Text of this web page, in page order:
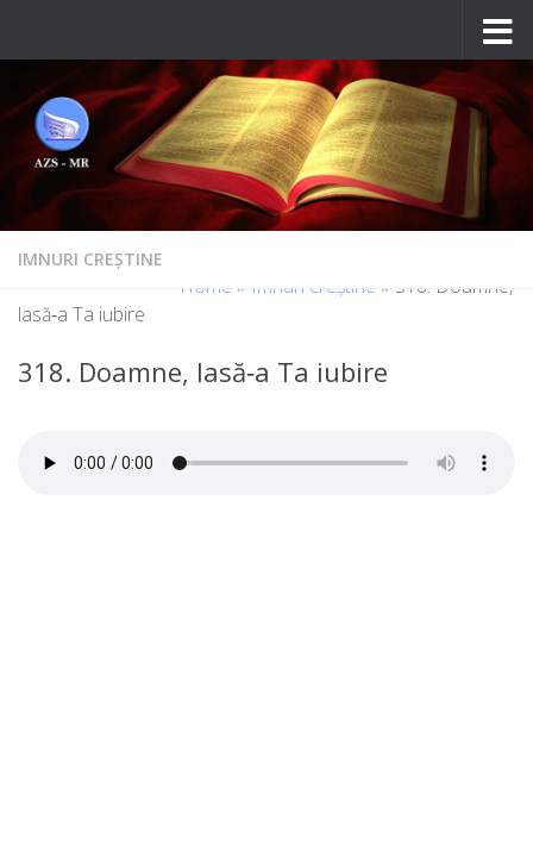
IMNURI CREȘTINE
Home » Imnuri creștine » 318. Doamne,
lasă‑a Ta iubire
318. Doamne, lasă‑a Ta iubire